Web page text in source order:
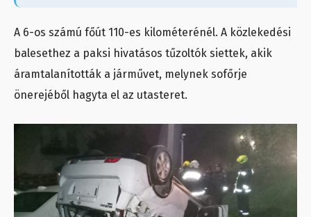
A 6-os számú főút 110-es kilométerénél. A közlekedési
balesethez a paksi hivatásos tűzoltók siettek, akik
áramtalanították a járművet, melynek sofőrje
önerejéből hagyta el az utasteret.